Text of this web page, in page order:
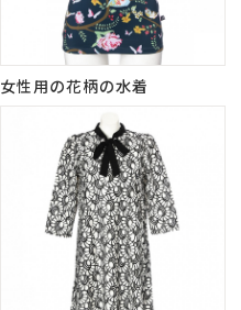
女性用の花柄の水着